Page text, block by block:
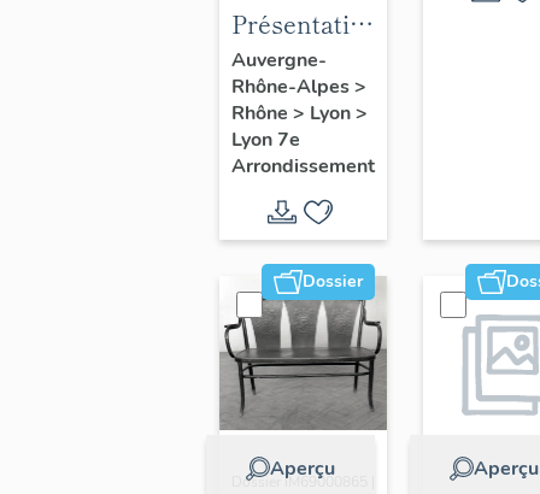
Présentation
du secteur
d'étude
Lyon
Guillotière
Auvergne-
Rhône-Alpes>
Rhône > Lyon>
Lyon 7e
Arrondissement
Dossier
Aperçu
Dossier IM69000865 |
Aperçu